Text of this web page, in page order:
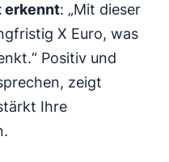
erkennt: „Mit dieser
X Euro, was
Positiv und
zeigt
Ihre